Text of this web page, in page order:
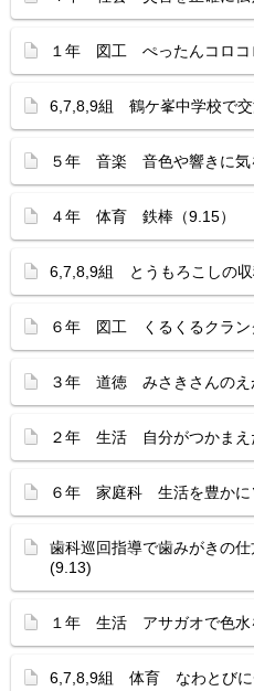
１年 図工 ぺったんコロコ
6,7,8,9組 鶴ケ峯中学校で
５年 音楽 音色や響きに気
４年 体育 鉄棒（9.15）
6,7,8,9組 とうもろこしの
６年 図工 くるくるクラン
３年 道徳 みさきさんのえ
２年 生活 自分がつかまえ
６年 家庭科 生活を豊かに
歯科巡回指導で歯みがきの
(9.13)
１年 生活 アサガオで色水
6,7,8,9組 体育 なわとびに